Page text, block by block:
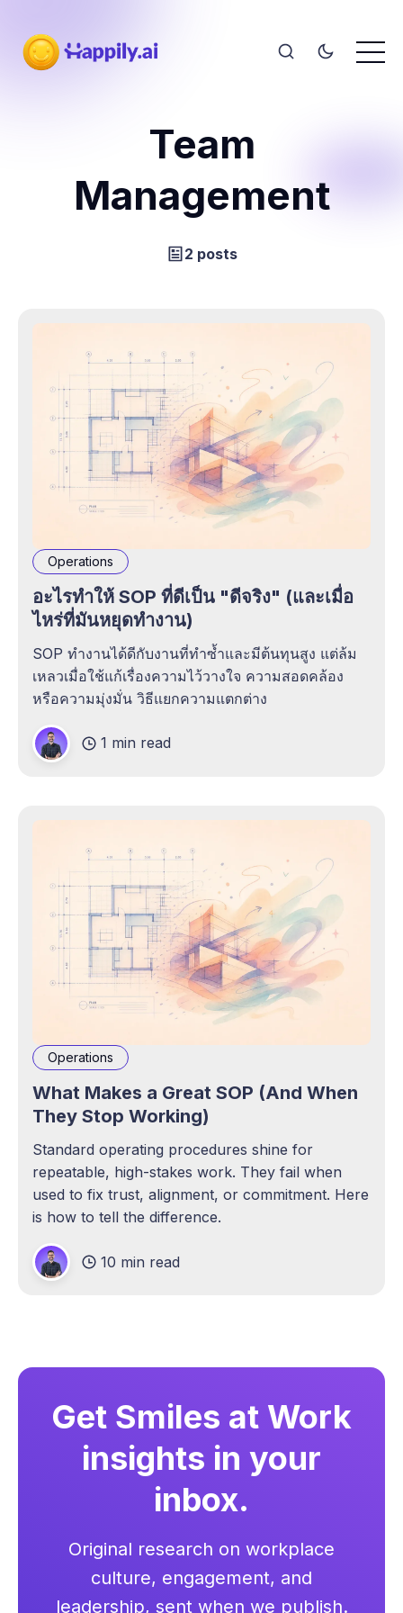
Team
Management
2 posts
Operations
อะไรทำให้ SOP ที่ดีเป็น "ดีจริง" (และเมื่อ
ไหร่ที่มันหยุดทำงาน)
SOP ทำงานได้ดีกับงานที่ทำซ้ำและมีต้นทุนสูง แต่ล้ม
เหลวเมื่อใช้แก้เรื่องความไว้วางใจ ความสอดคล้อง
หรือความมุ่งมั่น วิธีแยกความแตกต่าง
1 min read
Operations
What Makes a Great SOP (And When
They Stop Working)
Standard operating procedures shine for
repeatable, high-stakes work. They fail when
used to fix trust, alignment, or commitment. Here
is how to tell the difference.
10 min read
Get Smiles at Work
insights in your
inbox.
Original research on workplace
culture, engagement, and
leadership, sent when we publish.